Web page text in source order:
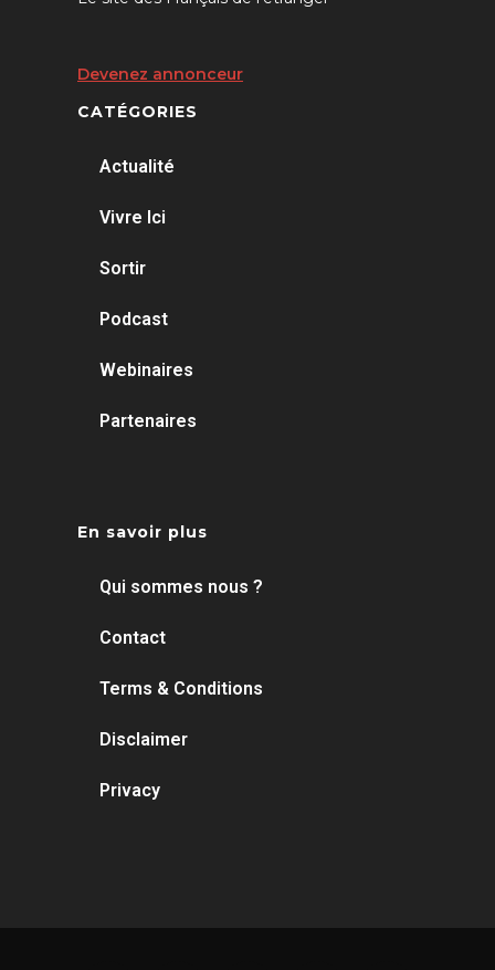
Devenez annonceur
CATÉGORIES
Actualité
Vivre Ici
Sortir
Podcast
Webinaires
Partenaires
En savoir plus
Qui sommes nous ?
Contact
Terms & Conditions
Disclaimer
Privacy